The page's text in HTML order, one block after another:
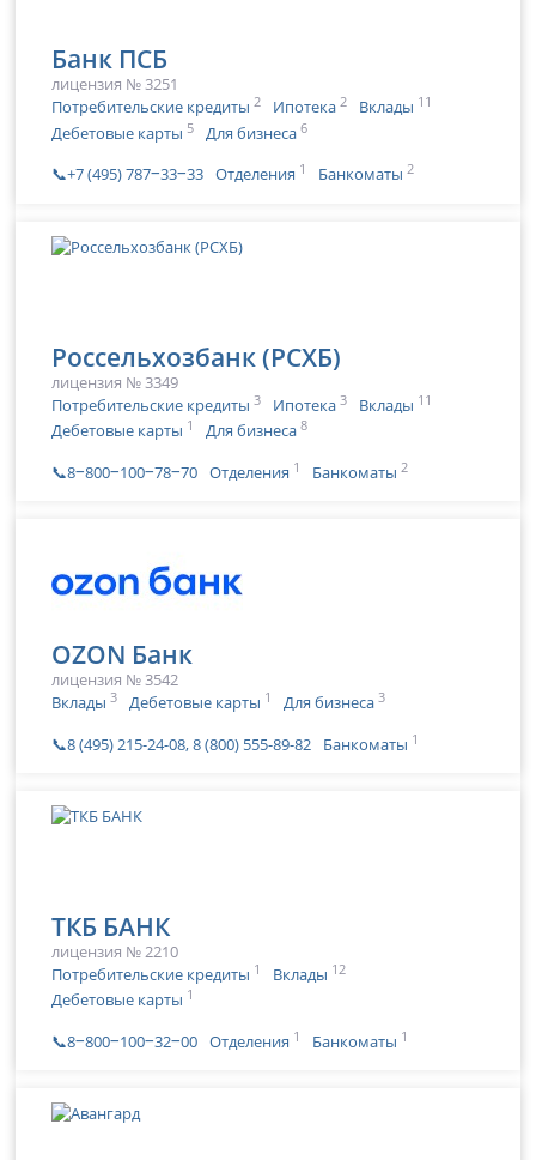
Банк ПСБ
лицензия № 3251
Потребительские кредиты 2 Ипотека 2 Вклады 11
Дебетовые карты 5 Для бизнеса 6
📞+7 (495) 787‒33‒33 Отделения 1 Банкоматы 2
Россельхозбанк (РСХБ)
лицензия № 3349
Потребительские кредиты 3 Ипотека 3 Вклады 11
Дебетовые карты 1 Для бизнеса 8
📞8‒800‒100‒78‒70 Отделения 1 Банкоматы 2
OZON Банк
лицензия № 3542
Вклады 3 Дебетовые карты 1 Для бизнеса 3
📞8 (495) 215-24-08, 8 (800) 555-89-82 Банкоматы 1
ТКБ БАНК
лицензия № 2210
Потребительские кредиты 1 Вклады 12
Дебетовые карты 1
📞8‒800‒100‒32‒00 Отделения 1 Банкоматы 1